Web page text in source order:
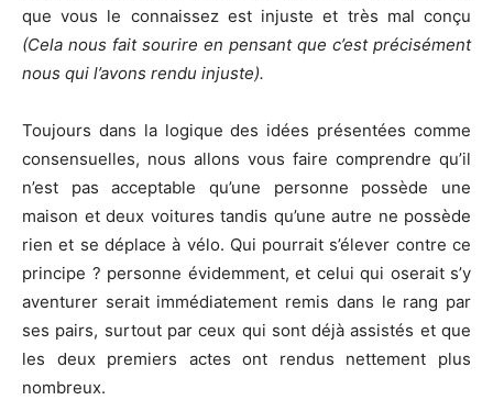
que vous le connaissez est injuste et très mal conçu
(Cela nous fait sourire en pensant que c’est précisément
nous qui l’avons rendu injuste).
Toujours dans la logique des idées présentées comme
consensuelles, nous allons vous faire comprendre qu’il
n’est pas acceptable qu’une personne possède une
maison et deux voitures tandis qu’une autre ne possède
rien et se déplace à vélo. Qui pourrait s’élever contre ce
principe ? personne évidemment, et celui qui oserait s’y
aventurer serait immédiatement remis dans le rang par
ses pairs, surtout par ceux qui sont déjà assistés et que
les deux premiers actes ont rendus nettement plus
nombreux.